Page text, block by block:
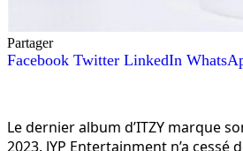
Partager
Facebook Twitter LinkedIn
Le dernier album d’ITZY marque
2023. JYP Entertainment n’a cessé